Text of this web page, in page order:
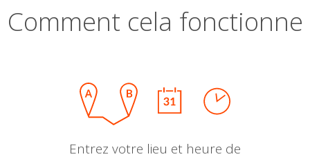
Comment cela fonctionne
Entrez votre lieu et heure de